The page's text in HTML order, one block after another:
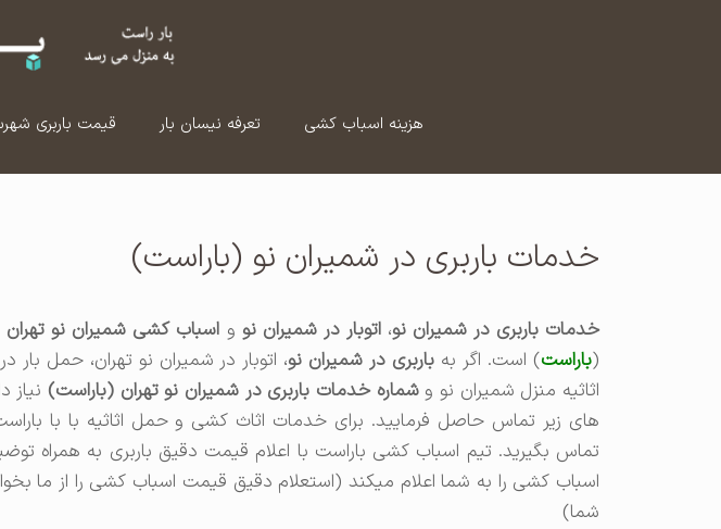
هزینه اسباب کشی تعرفه نیسان بار قیمت باربری
خدمات باربری در شمیران نو (باراست)
خدمات باربری در شمیران نو،اتوبار در شمیران نو و اسباب کشی شمیران نو تهران
(باراست) است. اگر به باربری در شمیران نو، اتوبار در شمیران نو تهران، حمل بار
اثاثیه منزل شمیران نو وشماره خدمات باربری در شمیران نو تهران (باراست) نیاز
های زیر تماس حاصل فرمایید. برای خدمات اثاث کشی و حمل اثاثیه با با
تماس بگیرید. تیم اسباب کشی باراست با اعلام قیمت دقیق باربری به همراه
اسباب کشی را به شما اعلام میکند (استعلام دقیق قیمت اسباب کشی را از ما
شما)